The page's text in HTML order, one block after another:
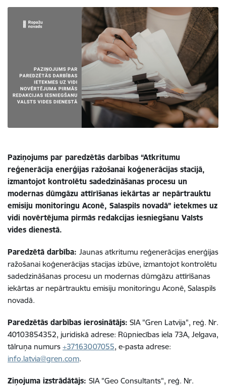
Paziņojums par paredzētās darbības “Atkritumu
reģenerācija enerģijas ražošanai koģenerācijas stacijā,
izmantojot kontrolētu sadedzināšanas procesu un
modernas dūmgāzu attīrīšanas iekārtas ar nepārtrauktu
emisiju monitoringu Aconē, Salaspils novadā” ietekmes uz
vidi novērtējuma pirmās redakcijas iesniegšanu Valsts
vides dienestā.
Paredzētā darbība: Jaunas atkritumu reģenerācijas enerģijas
ražošanai koģenerācijas stacijas izbūve, izmantojot kontrolētu
sadedzināšanas procesu un modernas dūmgāzu attīrīšanas
iekārtas ar nepārtrauktu emisiju monitoringu Aconē, Salaspils
novadā.
Paredzētās darbības ierosinātājs: SIA "Gren Latvija", reģ. Nr.
40103854352, juridiskā adrese: Rūpniecības iela 73A, Jelgava,
tālruņa numurs +37163007055, e-pasta adrese:
info.latvia@gren.com.
Ziņojuma izstrādātājs: SIA "Geo Consultants", reģ. Nr.